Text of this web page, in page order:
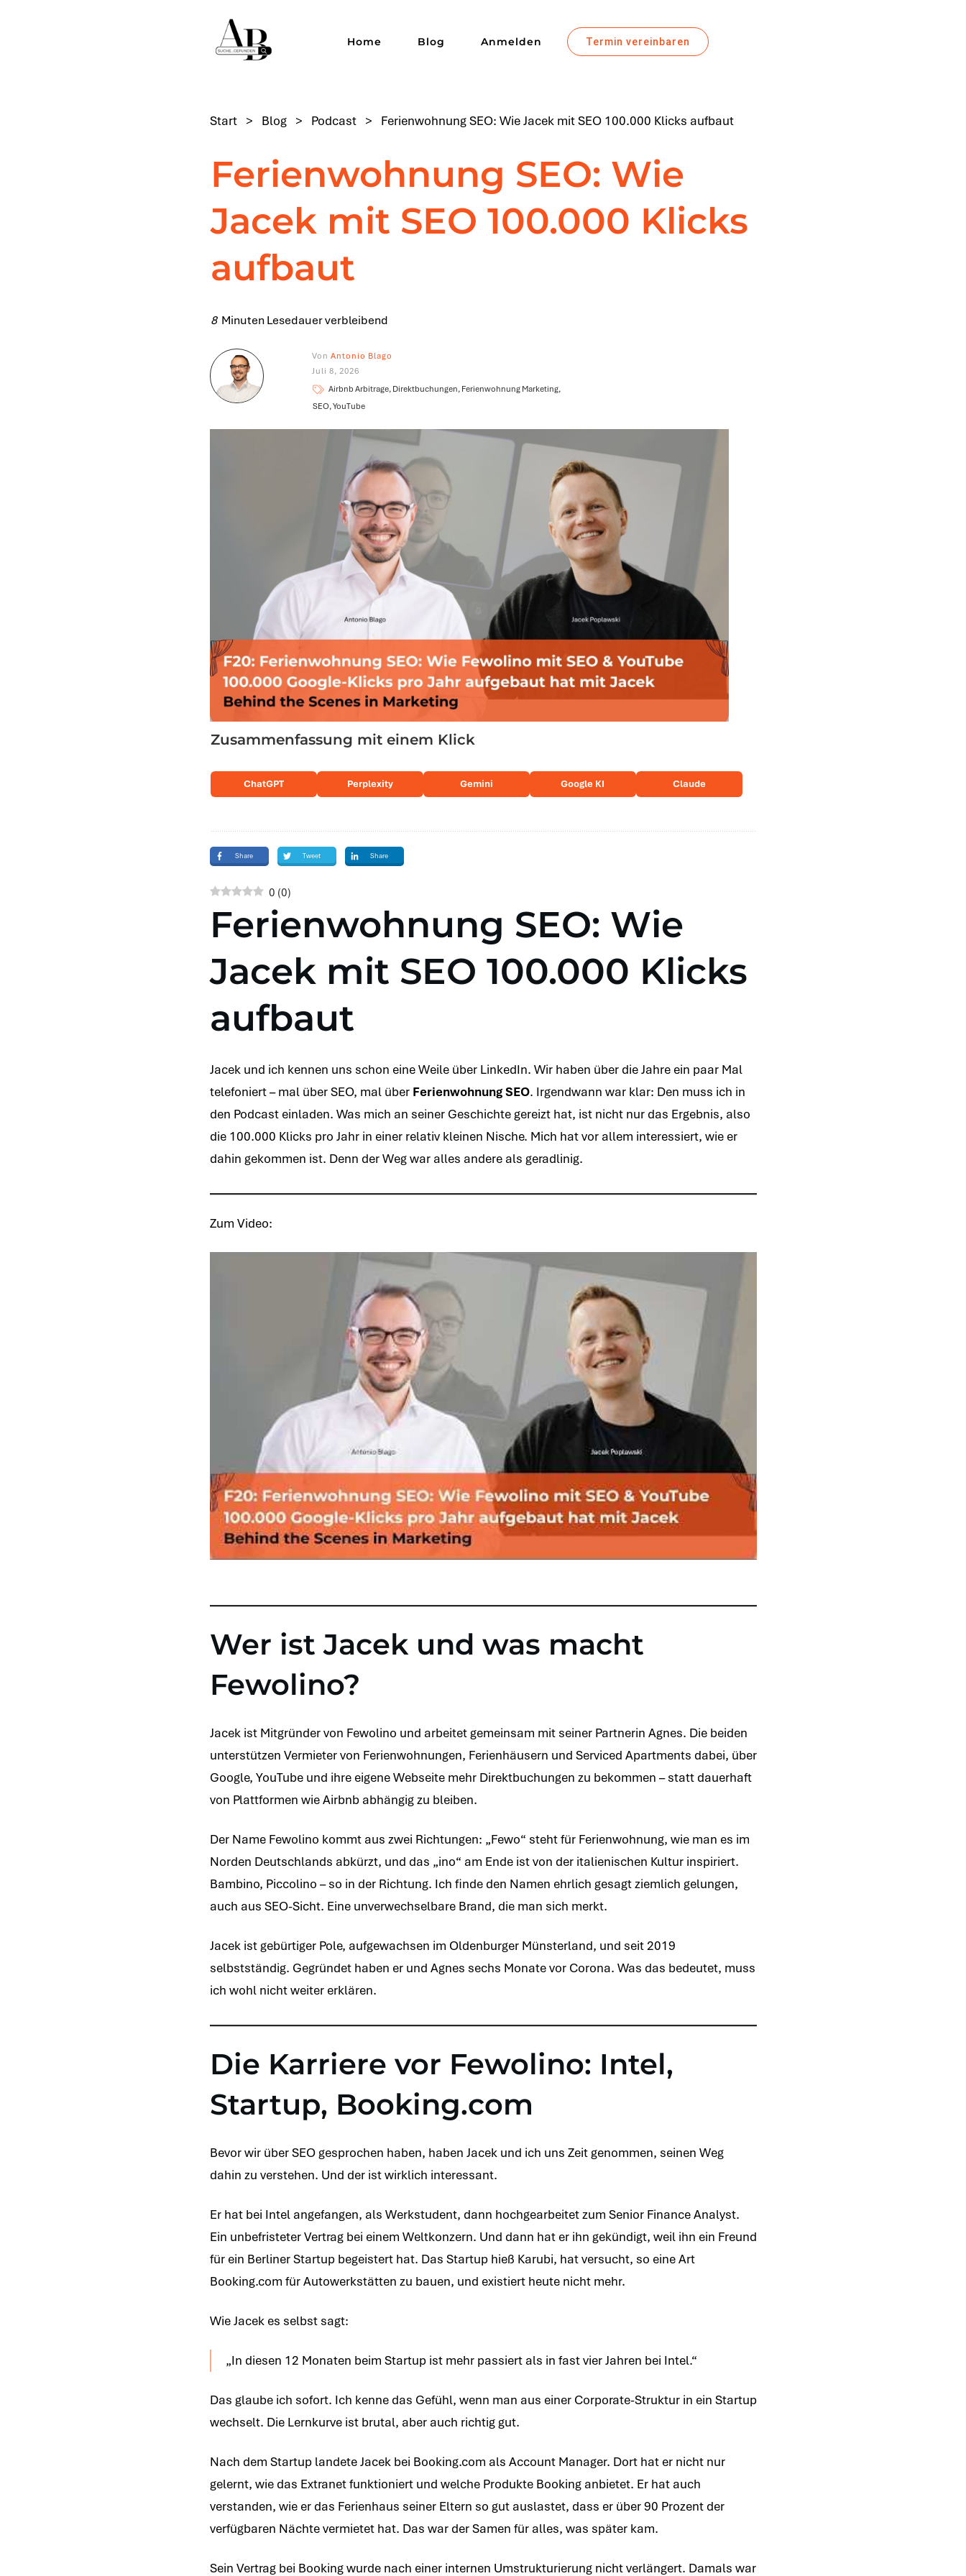
Home Blog Anmelden Termin vereinbaren
Start > Blog > Podcast > Ferienwohnung SEO: Wie Jacek mit SEO 100.000 Klicks aufbaut
Ferienwohnung SEO: Wie
Jacek mit SEO 100.000 Klicks
aufbaut
8Minuten Lesedauer verbleibend
Von Antonio Blago
Juli 8, 2026
Airbnb Arbitrage, Direktbuchungen, Ferienwohnung Marketing,
SEO, YouTube
Zusammenfassung mit einem Klick
ChatGPT Perplexity Gemini Google KI Claude
Share Tweet Share
0 (0)
Ferienwohnung SEO: Wie
Jacek mit SEO 100.000 Klicks
aufbaut
Jacek und ich kennen uns schon eine Weile über LinkedIn. Wir haben über die Jahre ein paar Mal
telefoniert – mal über SEO, mal über Ferienwohnung SEO. Irgendwann war klar: Den muss ich in
den Podcast einladen. Was mich an seiner Geschichte gereizt hat, ist nicht nur das Ergebnis, also
die 100.000 Klicks pro Jahr in einer relativ kleinen Nische. Mich hat vor allem interessiert, wie er
dahin gekommen ist. Denn der Weg war alles andere als geradlinig.
Zum Video:
Wer ist Jacek und was macht
Fewolino?
Jacek ist Mitgründer von Fewolino und arbeitet gemeinsam mit seiner Partnerin Agnes. Die beiden
unterstützen Vermieter von Ferienwohnungen, Ferienhäusern und Serviced Apartments dabei, über
Google, YouTube und ihre eigene Webseite mehr Direktbuchungen zu bekommen – statt dauerhaft
von Plattformen wie Airbnb abhängig zu bleiben.
Der Name Fewolino kommt aus zwei Richtungen: „Fewo“ steht für Ferienwohnung, wie man es im
Norden Deutschlands abkürzt, und das „ino“ am Ende ist von der italienischen Kultur inspiriert.
Bambino, Piccolino – so in der Richtung. Ich finde den Namen ehrlich gesagt ziemlich gelungen,
auch aus SEO-Sicht. Eine unverwechselbare Brand, die man sich merkt.
Jacek ist gebürtiger Pole, aufgewachsen im Oldenburger Münsterland, und seit 2019
selbstständig. Gegründet haben er und Agnes sechs Monate vor Corona. Was das bedeutet, muss
ich wohl nicht weiter erklären.
Die Karriere vor Fewolino: Intel,
Startup, Booking.com
Bevor wir über SEO gesprochen haben, haben Jacek und ich uns Zeit genommen, seinen Weg
dahin zu verstehen. Und der ist wirklich interessant.
Er hat bei Intel angefangen, als Werkstudent, dann hochgearbeitet zum Senior Finance Analyst.
Ein unbefristeter Vertrag bei einem Weltkonzern. Und dann hat er ihn gekündigt, weil ihn ein Freund
für ein Berliner Startup begeistert hat. Das Startup hieß Karubi, hat versucht, so eine Art
Booking.com für Autowerkstätten zu bauen, und existiert heute nicht mehr.
Wie Jacek es selbst sagt:
„In diesen 12 Monaten beim Startup ist mehr passiert als in fast vier Jahren bei Intel.“
Das glaube ich sofort. Ich kenne das Gefühl, wenn man aus einer Corporate-Struktur in ein Startup
wechselt. Die Lernkurve ist brutal, aber auch richtig gut.
Nach dem Startup landete Jacek bei Booking.com als Account Manager. Dort hat er nicht nur
gelernt, wie das Extranet funktioniert und welche Produkte Booking anbietet. Er hat auch
verstanden, wie er das Ferienhaus seiner Eltern so gut auslastet, dass er über 90 Prozent der
verfügbaren Nächte vermietet hat. Das war der Samen für alles, was später kam.
Sein Vertrag bei Booking wurde nach einer internen Umstrukturierung nicht verlängert. Damals war